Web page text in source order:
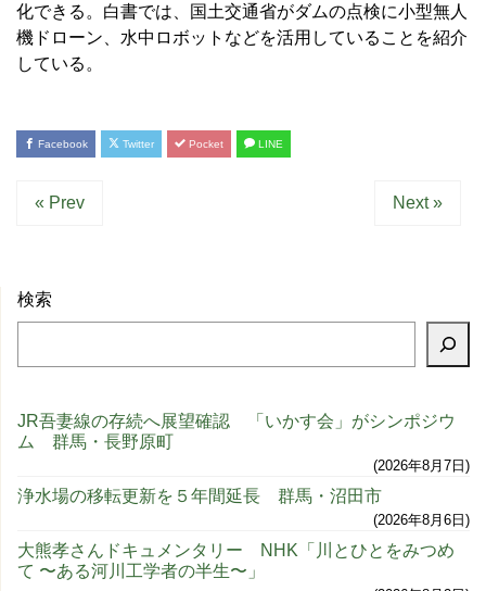
化できる。白書では、国土交通省がダムの点検に小型無人
機ドローン、水中ロボットなどを活用していることを紹介
している。
Facebook Twitter Pocket LINE
« Prev Next »
検索
JR吾妻線の存続へ展望確認 「いかす会」がシンポジウ
ム 群馬・長野原町
2026年8月7日
浄水場の移転更新を５年間延長 群馬・沼田市
2026年8月6日
大熊孝さんドキュメンタリー NHK「川とひとをみつめ
て 〜ある河川工学者の半生〜」